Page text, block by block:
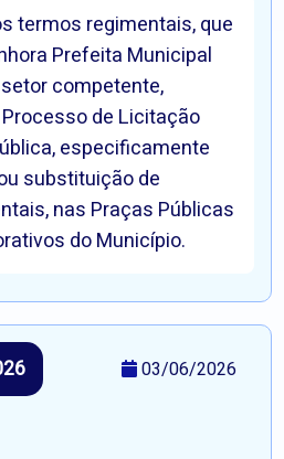
termos regimentais, que
Prefeita Municipal
competente,
de Licitação
especificamente
substituição de
nas Praças Públicas
do Município.
03/06/2026